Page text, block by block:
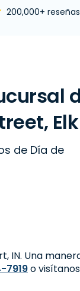
200,000+
de Día de
IN. Una
7919o